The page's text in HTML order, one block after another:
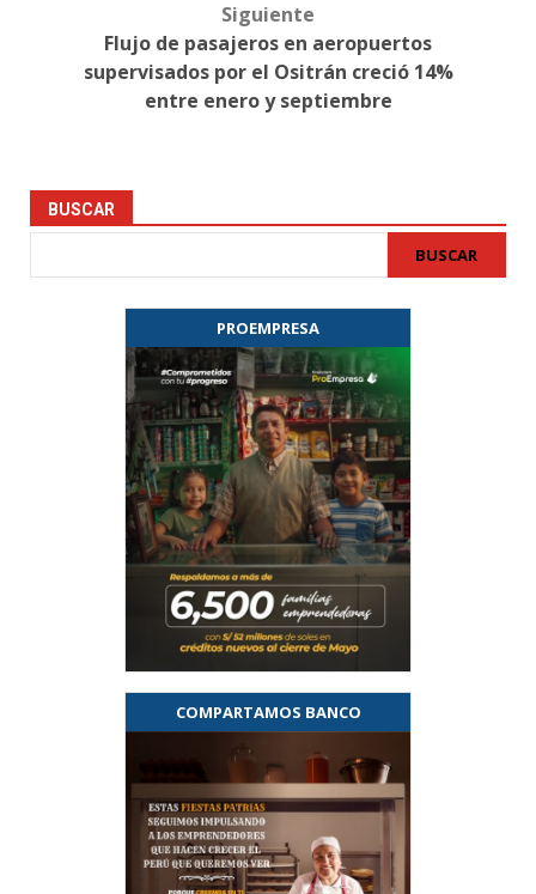
Siguiente
Flujo de pasajeros en aeropuertos
supervisados por el Ositrán creció 14%
entre enero y septiembre
BUSCAR
BUSCAR
PROEMPRESA
COMPARTAMOS BANCO